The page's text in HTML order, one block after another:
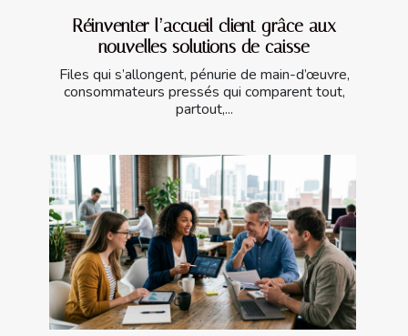
Réinventer l’accueil client grâce aux
nouvelles solutions de caisse
Files qui s’allongent, pénurie de main-d’œuvre,
consommateurs pressés qui comparent tout,
partout,...